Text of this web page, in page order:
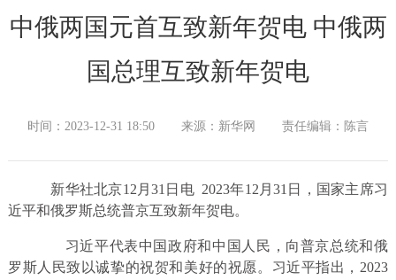
中俄两国元首互致新年贺电 中俄两
国总理互致新年贺电
时间：2023-12-31 18:50 来源：新华网 责任编辑：陈言
新华社北京12月31日电 2023年12月31日，国家主席习
近平和俄罗斯总统普京互致新年贺电。
习近平代表中国政府和中国人民，向普京总统和俄
罗斯人民致以诚挚的祝贺和美好的祝愿。习近平指出，2023